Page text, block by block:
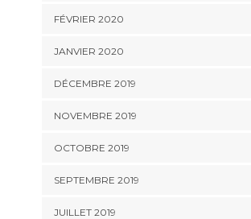
FÉVRIER 2020
JANVIER 2020
DÉCEMBRE 2019
NOVEMBRE 2019
OCTOBRE 2019
SEPTEMBRE 2019
JUILLET 2019